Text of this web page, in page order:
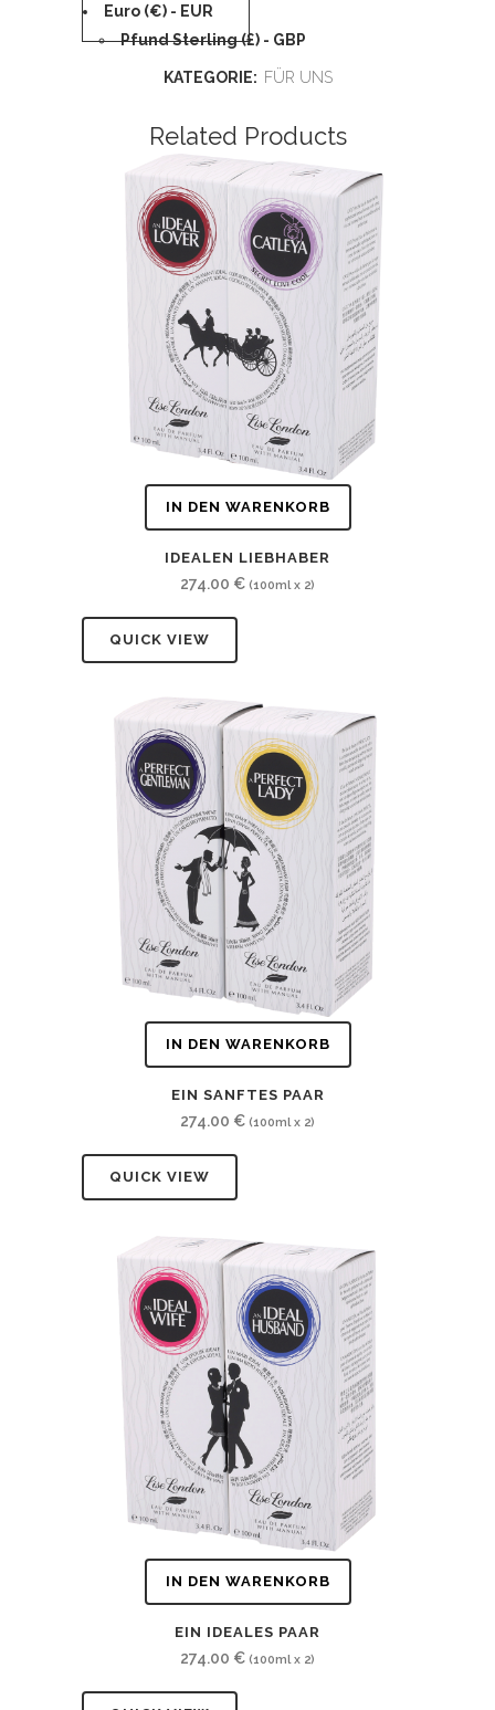
Euro (€) - EUR
Pfund Sterling (£) - GBP
KATEGORIE: FÜR UNS
Related Products
IN DEN WARENKORB
IDEALEN LIEBHABER
274.00 € (100ml x 2)
QUICK VIEW
IN DEN WARENKORB
EIN SANFTES PAAR
274.00 € (100ml x 2)
QUICK VIEW
IN DEN WARENKORB
EIN IDEALES PAAR
274.00 € (100ml x 2)